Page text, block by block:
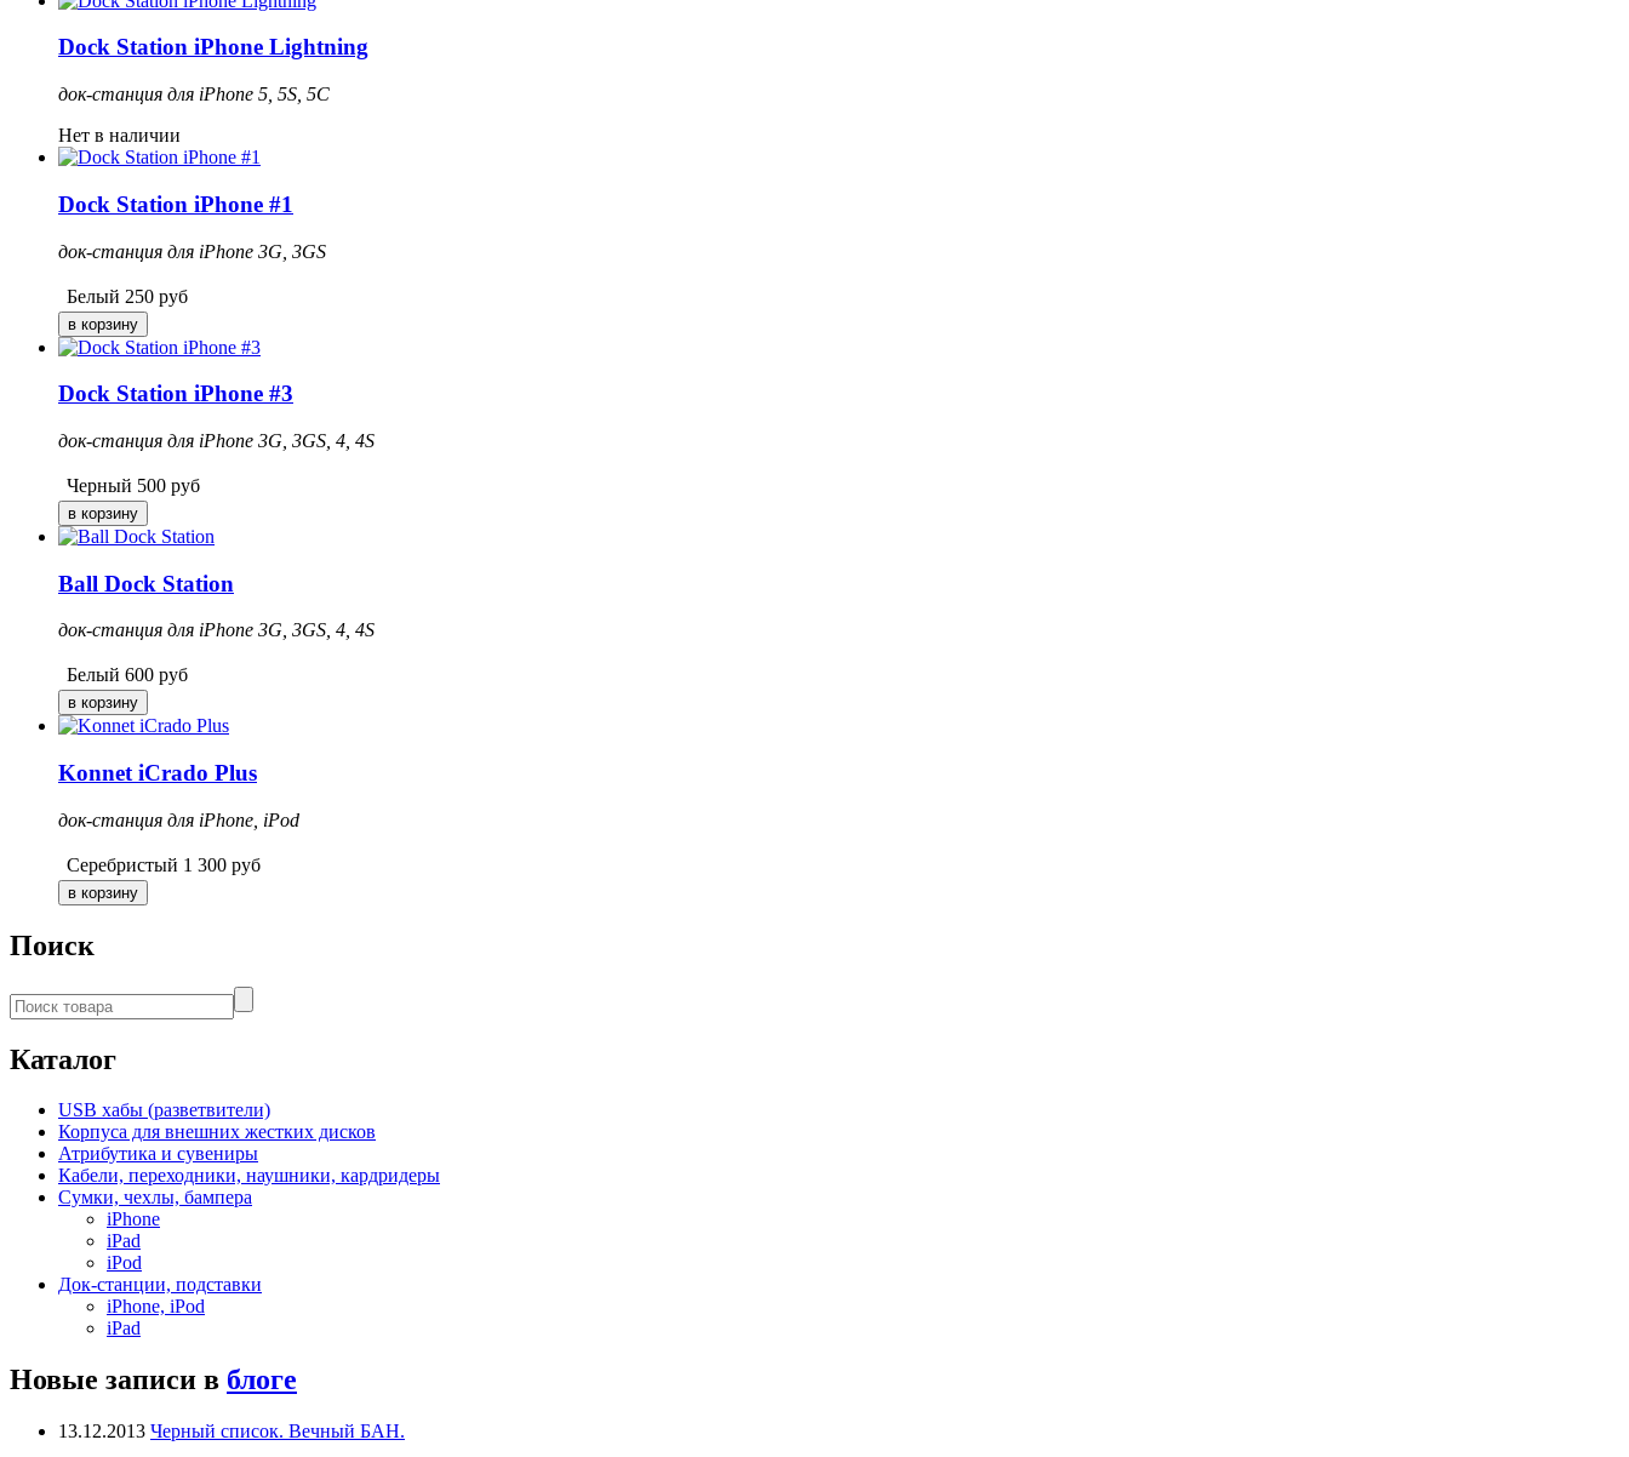
Dock Station iPhone Lightning
док-станция для iPhone 5, 5S, 5C
Нет в наличии
Dock Station iPhone #1
док-станция для iPhone 3G, 3GS
Белый 250 руб
Dock Station iPhone #3
док-станция для iPhone 3G, 3GS, 4, 4S
Черный 500 руб
Ball Dock Station
док-станция для iPhone 3G, 3GS, 4, 4S
Белый 600 руб
Konnet iCrado Plus
док-станция для iPhone, iPod
Серебристый 1 300 руб
Поиск
Каталог
USB хабы (разветвители)
Корпуса для внешних жестких дисков
Атрибутика и сувениры
Кабели, переходники, наушники, кардридеры
Сумки, чехлы, бампера
iPhone
iPad
iPod
Док-станции, подставки
iPhone, iPod
iPad
Новые записи в блоге
13.12.2013 Черный список. Вечный БАН.